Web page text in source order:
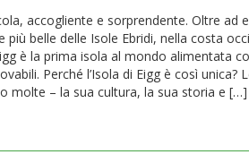
accogliente e sorprendente. Oltre ad
più belle delle Isole Ebridi, nella costa
è la prima isola al mondo alimentata
Perché l’Isola di Eigg è così unica?
molte – la sua cultura, la sua storia e […]